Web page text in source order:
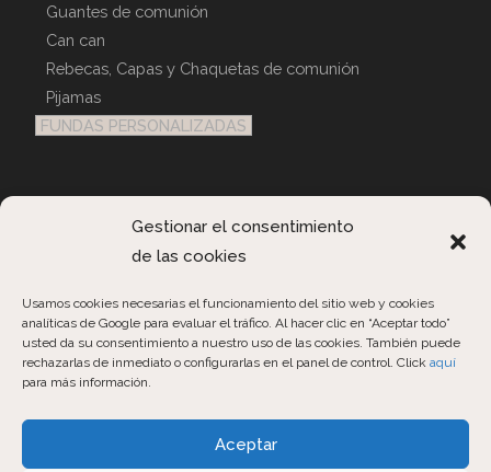
Gestionar el consentimiento
de las cookies
Usamos cookies necesarias el funcionamiento del sitio web y cookies
analíticas de Google para evaluar el tráfico. Al hacer clic en “Aceptar todo”
usted da su consentimiento a nuestro uso de las cookies. También puede
rechazarlas de inmediato o configurarlas en el panel de control. Click aquí
para más información.
Aceptar
Guantes de comunión
Can can
Rebecas, Capas y Chaquetas de comunión
Pijamas
FUNDAS PERSONALIZADAS